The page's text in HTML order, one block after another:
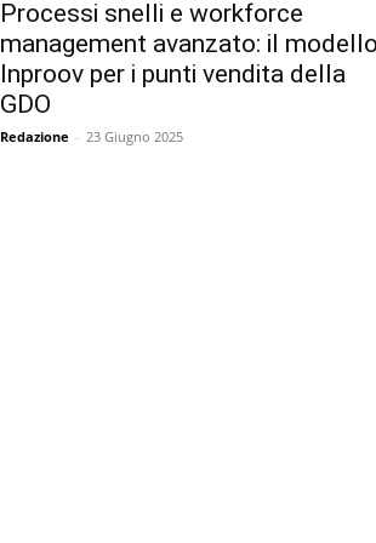
Processi snelli e workforce
management avanzato: il
Inproov per i punti vendita della
GDO
Redazione - 23 Giugno 2025